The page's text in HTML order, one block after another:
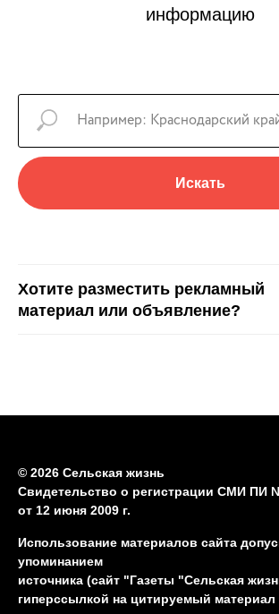
информацию
Искать
Хотите разместить рекламный
материал или объявление?
© 2026 Сельская жизнь
Свидетельство о регистрации СМИ ПИ
от 12 июня 2009 г.
Использование материалов сайта
упоминанием
источника (сайт "Газеты "Сельская
гиперссылкой на цитируемый материал